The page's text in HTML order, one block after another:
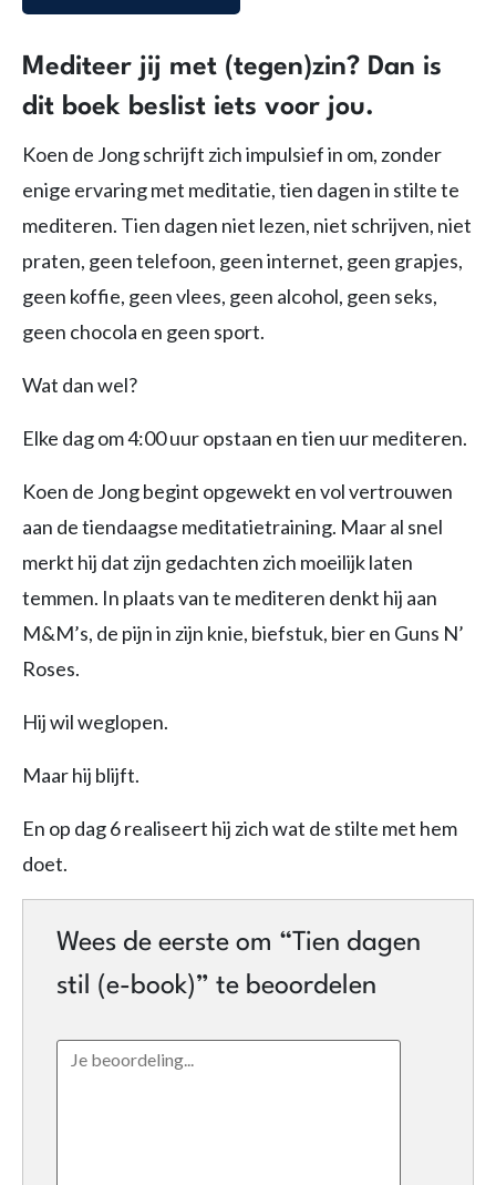
Mediteer jij met (tegen)zin? Dan is
dit boek beslist iets voor jou.
Koen de Jong schrijft zich impulsief in om, zonder
enige ervaring met meditatie, tien dagen in stilte te
mediteren. Tien dagen niet lezen, niet schrijven, niet
praten, geen telefoon, geen internet, geen grapjes,
geen koffie, geen vlees, geen alcohol, geen seks,
geen chocola en geen sport.
Wat dan wel?
Elke dag om 4:00 uur opstaan en tien uur mediteren.
Koen de Jong begint opgewekt en vol vertrouwen
aan de tiendaagse meditatietraining. Maar al snel
merkt hij dat zijn gedachten zich moeilijk laten
temmen. In plaats van te mediteren denkt hij aan
M&M’s, de pijn in zijn knie, biefstuk, bier en Guns N’
Roses.
Hij wil weglopen.
Maar hij blijft.
En op dag 6 realiseert hij zich wat de stilte met hem
doet.
Wees de eerste om “Tien dagen
stil (e-book)” te beoordelen